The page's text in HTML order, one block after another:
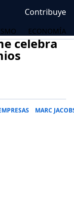
Contribuye
ECONOMÍA
celebra
MARC